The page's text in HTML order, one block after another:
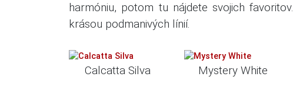
harmóniu, potom tu nájdete svojich favoritov.
krásou podmanivých línií.
Calcatta Silva Mystery White